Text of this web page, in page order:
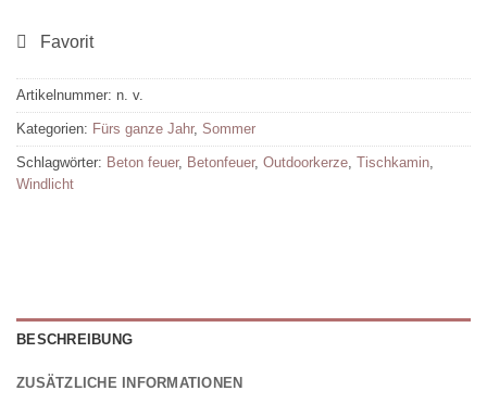
Artikelnummer: n. v.
Kategorien: Fürs ganze Jahr, Sommer
Schlagwörter: Beton feuer, Betonfeuer, Outdoorkerze, Tischkamin,
Windlicht
BESCHREIBUNG
ZUSÄTZLICHE INFORMATIONEN